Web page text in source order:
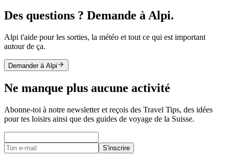
Des questions ? Demande à Alpi.
Alpi t'aide pour les sorties, la météo et tout ce qui est important
autour de ça.
Demander à Alpi
Ne manque plus aucune activité
Abonne-toi à notre newsletter et reçois des Travel Tips, des idées
pour tes loisirs ainsi que des guides de voyage de la Suisse.
S'inscrire